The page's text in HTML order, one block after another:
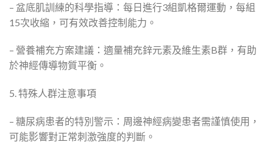
– 盆底肌訓練的科學指導：每日進行3組凱格爾運動，每組
15次收縮，可有效改善控制能力。
– 營養補充方案建議：適量補充鋅元素及維生素B群，有助
於神經傳導物質平衡。
5. 特殊人群注意事項
– 糖尿病患者的特別警示：周邊神經病變患者需謹慎使用，
可能影響對正常刺激強度的判斷。